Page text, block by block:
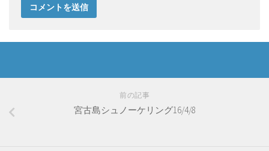
前の記事
宮古島シュノーケリング16/4/8